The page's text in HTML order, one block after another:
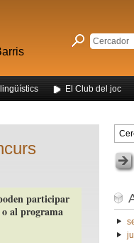
El Club del joc
participar
o al programa